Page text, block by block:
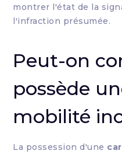
montrer l'état de la
l'infraction présumée.
Peut-on
possède
mobilité
La possession d'une